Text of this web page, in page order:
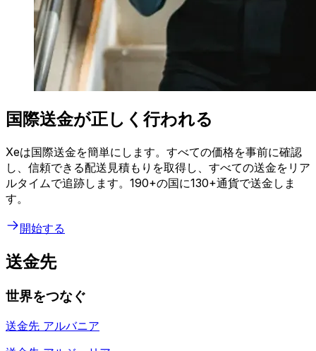
国際送金が正しく行われる
Xeは国際送金を簡単にします。すべての価格を事前に確認
し、信頼できる配送見積もりを取得し、すべての送金をリア
ルタイムで追跡します。190+の国に130+通貨で送金しま
す。
開始する
送金先
世界をつなぐ
送金先 アルバニア